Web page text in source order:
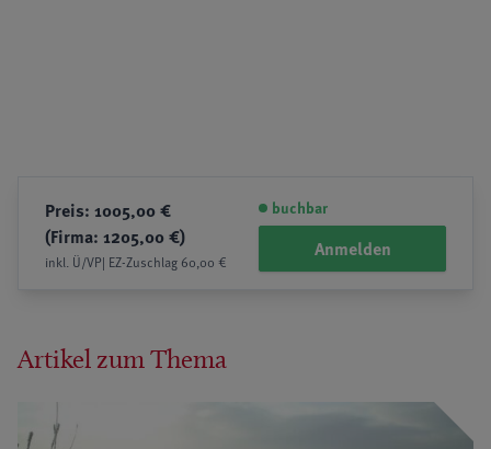
Preis: 1005,00 €
(Firma: 1205,00 €)
inkl. Ü/VP| EZ-Zuschlag 60,00 €
buchbar
Anmelden
Artikel zum Thema